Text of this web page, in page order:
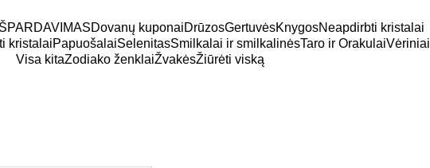
IŠPARDAVIMASDovanų kuponaiDrūzosGertuvėsKnygosNeapdirbti kristalai
kristalaiPapuošalaiSelenitasSmilkalai ir smilkalinėsTaro ir OrakulaiVėriniai
Visa kitaZodiako ženklaiŽvakėsŽiūrėti viską